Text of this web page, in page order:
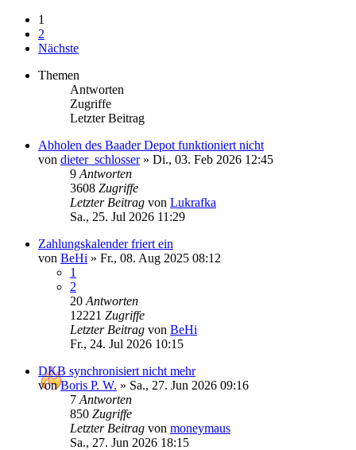
1
2
Nächste
Themen
Antworten
Zugriffe
Letzter Beitrag
Abholen des Baader Depot funktioniert nicht
von dieter_schlosser» Di., 03. Feb 2026 12:45
9 Antworten
3608 Zugriffe
Letzter Beitrag von Lukrafka
Sa., 25. Jul 2026 11:29
Zahlungskalender friert ein
von BeHi » Fr., 08. Aug 2025 08:12
1
2
20 Antworten
12221 Zugriffe
Letzter Beitrag von BeHi
Fr., 24. Jul 2026 10:15
DKB synchronisiert nicht mehr
vonBoris P. W. » Sa., 27. Jun 2026 09:16
7 Antworten
850 Zugriffe
Letzter Beitrag von moneymaus
Sa., 27. Jun 2026 18:15